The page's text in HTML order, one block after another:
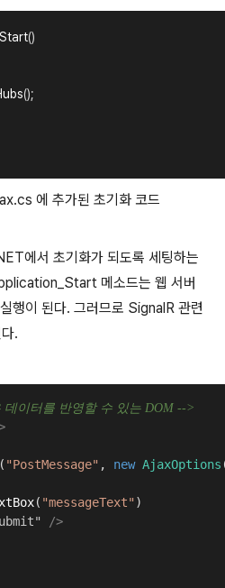
()
();
에 추가된 초기화 코드
에서 초기화가 되도록 세팅하는
메소드는 웹 서버
행이 된다. 그러므로 SignalR 관련
.
이터를 반영할 수 있는 DOM -->
( "PostMessage" , new AjaxOptions
( "messageText" )
/>